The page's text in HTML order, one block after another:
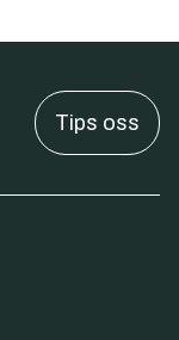
Tips oss